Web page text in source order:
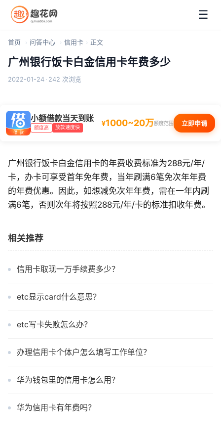
☰
首页 问答中心 信用卡 正文
广州银行饭卡白金信用卡年费多少
2022-01-24 · 242 次浏览
小额借款当天到账
额度高 放款速度快 ¥1000~20万额度范围 立即申请
广州银行饭卡白金信用卡的年费收费标准为288元/年/
卡，办卡可享受首年免年费，当年刷满6笔免次年年费
的年费优惠。因此，如想减免次年年费，需在一年内刷
满6笔，否则次年将按照288元/年/卡的标准扣收年费。
相关推荐
信用卡取现一万手续费多少？
etc显示card什么意思？
etc写卡失败怎么办？
办理信用卡个体户怎么填写工作单位？
华为钱包里的信用卡怎么用？
华为信用卡有年费吗？